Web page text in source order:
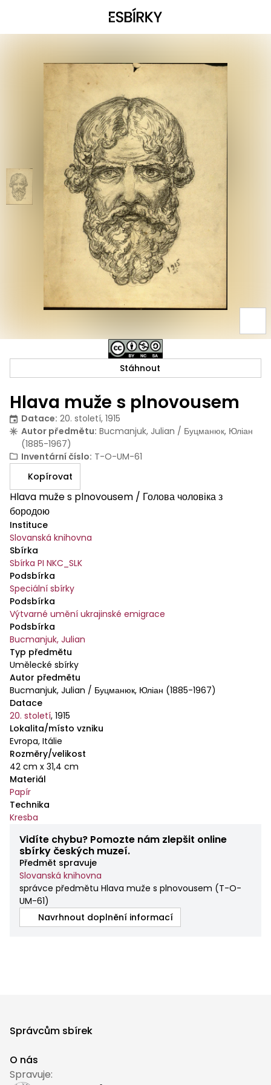
Hlava muže s plnovousem
Datace: 20. století, 1915
Autor předmětu: Bucmanjuk, Julian / Буцманюк, Юліан
(1885-1967)
Inventární číslo: T-O-UM-61
Kopírovat
Hlava muže s plnovousem / Голова чоловіка з
бородою
Instituce
Slovanská knihovna
Sbírka
Sbírka PI NKC_SLK
Podsbírka
Speciální sbírky
Podsbírka
Výtvarné umění ukrajinské emigrace
Podsbírka
Bucmanjuk, Julian
Typ předmětu
Umělecké sbírky
Autor předmětu
Bucmanjuk, Julian / Буцманюк, Юліан (1885-1967)
Datace
20. století, 1915
Lokalita/místo vzniku
Evropa, Itálie
Rozměry/velikost
42 cm x 31,4 cm
Materiál
Papír
Technika
Kresba
Vidíte chybu? Pomozte nám zlepšit online
sbírky českých muzeí.
Předmět spravuje
Slovanská knihovna
správce předmětu Hlava muže s plnovousem (T-O-
UM-61)
Navrhnout doplnění informací
Stáhnout
Správcům sbírek
O nás
Spravuje: